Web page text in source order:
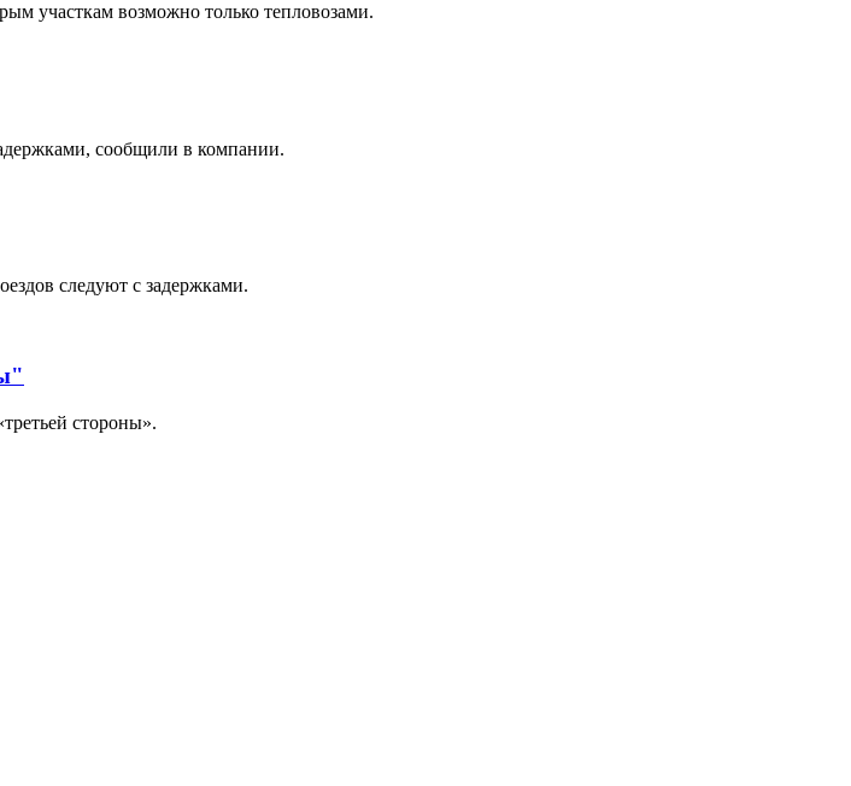
участкам возможно только тепловозами.
сообщили в компании.
следуют с задержками.
стороны».